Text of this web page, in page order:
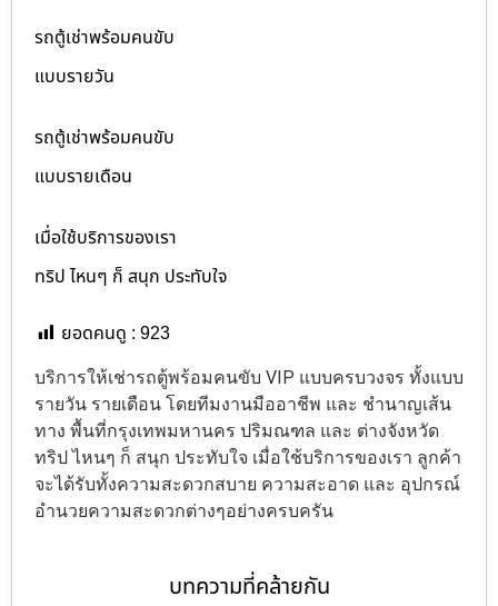
รถตู้เช่าพร้อมคนขับ
แบบรายวัน
รถตู้เช่าพร้อมคนขับ
แบบรายเดือน
เมื่อใช้บริการของเรา
ทริป ไหนๆ ก็ สนุก ประทับใจ
ยอดคนดู : 923
บริการให้เช่ารถตู้พร้อมคนขับ VIP แบบครบวงจร ทั้งแบบ
รายวัน รายเดือน โดยทีมงานมืออาชีพ และ ชำนาญเส้น
ทาง พื้นที่กรุงเทพมหานคร ปริมณฑล และ ต่างจังหวัด
ทริป ไหนๆ ก็ สนุก ประทับใจ เมื่อใช้บริการของเรา ลูกค้า
จะได้รับทั้งความสะดวกสบาย ความสะอาด และ อุปกรณ์
อำนวยความสะดวกต่างๆอย่างครบครัน
บทความที่คล้ายกัน